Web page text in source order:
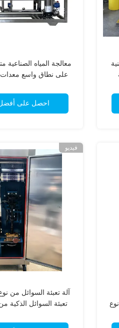
معالجة المياه الصناعية
على نطاق واسع معدات
احصل على
فيديو
آلة تعبئة السوائل من
تعبئة السوائل الذكية